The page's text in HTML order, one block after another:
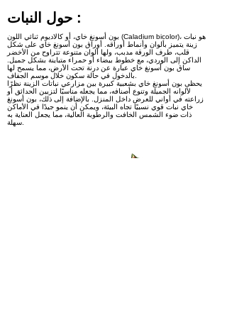
حول النبات :
بون أسونغ خاي، أو كالاديوم ثنائي اللون (Caladium bicolor)، هو نبات
زينة يتميز بألوان وأنماط أوراقه. أوراق بون أسونغ خاي على شكل
قلب، طرف الورقة مدبب، ولها ألوان متنوعة تتراوح من الأخضر
الداكن إلى الوردي، مع خطوط بيضاء أو حمراء متباينة بشكل جميل.
ساق بون أسونغ خاي عبارة عن درنة تحت الأرض، مما يسمح لها
بالدخول في حالة سكون خلال موسم الجفاف.
يحظى بون أسونغ خاي بشعبية كبيرة بين مزارعي نباتات الزينة نظرًا
لألوانه الجميلة وتنوع أصنافه، مما يجعله مناسبًا لتزيين الحدائق أو
زراعته في أواني للعرض داخل المنزل. بالإضافة إلى ذلك، بون أسونغ
خاي نبات قوي نسبيًا تجاه البيئة، ويمكن أن ينمو جيدًا في الأماكن
ذات ضوء الشمس الخافت والرطوبة العالية، مما يجعل العناية به
سهلة.